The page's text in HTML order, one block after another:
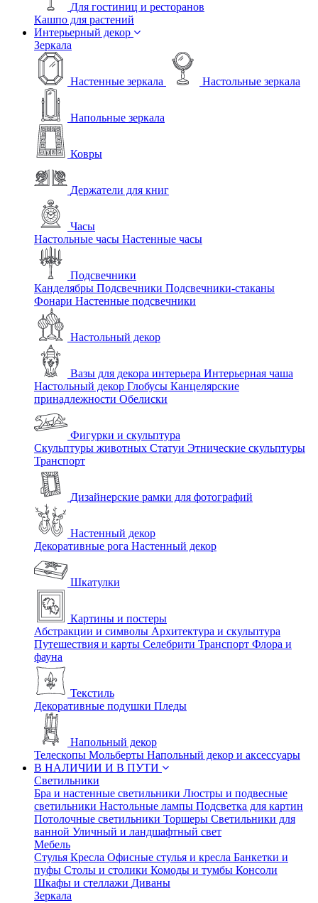
Для гостиниц и ресторанов
Кашпо для растений
Интерьерный декор
Зеркала
Настенные зеркала Настольные зеркала
Напольные зеркала
Ковры
Держатели для книг
Часы
Настольные часы Настенные часы
Подсвечники
Канделябры Подсвечники Подсвечники-стаканы
Фонари Настенные подсвечники
Настольный декор
Вазы для декора интерьера Интерьерная чаша
Настольный декор Глобусы Канцелярские
принадлежности Обелиски
Фигурки и скульптура
Скульптуры животных Статуи Этнические скульптуры
Транспорт
Дизайнерские рамки для фотографий
Настенный декор
Декоративные рога Настенный декор
Шкатулки
Картины и постеры
Абстракции и символы Архитектура и скульптура
Путешествия и карты Селебрити Транспорт Флора и
фауна
Текстиль
Декоративные подушки Пледы
Напольный декор
Телескопы Мольберты Напольный декор и аксессуары
В НАЛИЧИИ И В ПУТИ
Светильники
Бра и настенные светильники Люстры и подвесные
светильники Настольные лампы Подсветка для картин
Потолочные светильники Торшеры Светильники для
ванной Уличный и ландшафтный свет
Мебель
Стулья Кресла Офисные стулья и кресла Банкетки и
пуфы Столы и столики Комоды и тумбы Консоли
Шкафы и стеллажи Диваны
Зеркала